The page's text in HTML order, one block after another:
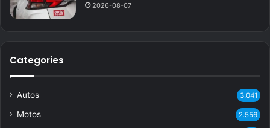
2026-08-07
Categories
Autos 3.041
Motos 2.556